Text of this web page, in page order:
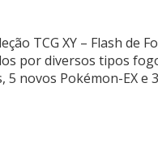
TCG XY – Flash de
por diversos tipos
5 novos Pokémon-EX e